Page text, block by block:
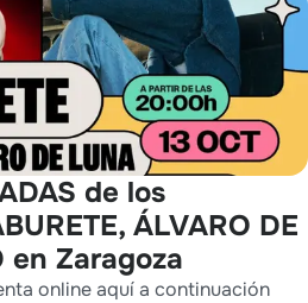
de los
ÁLVARO DE
en Zaragoza
online aquí a continuación